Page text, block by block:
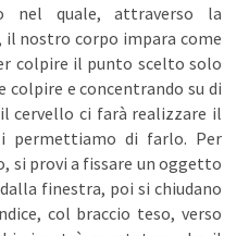
nel quale, attraverso la
nostro corpo impara come
colpire il punto scelto solo
colpire e concentrando su di
cervello ci farà realizzare il
di farlo. Per
si provi a fissare un oggetto
finestra, poi si chiudano
col braccio teso, verso